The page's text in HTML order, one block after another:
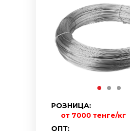
РОЗНИЦА:
от 7000 тенге/кг
ОПТ: